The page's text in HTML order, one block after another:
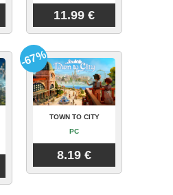
11.99 €
TOWN TO CITY
PC
8.19 €
-67%